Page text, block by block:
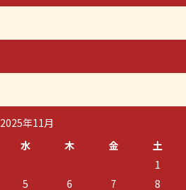
2025年11月
水 木 金
土
1
5 6 7 8